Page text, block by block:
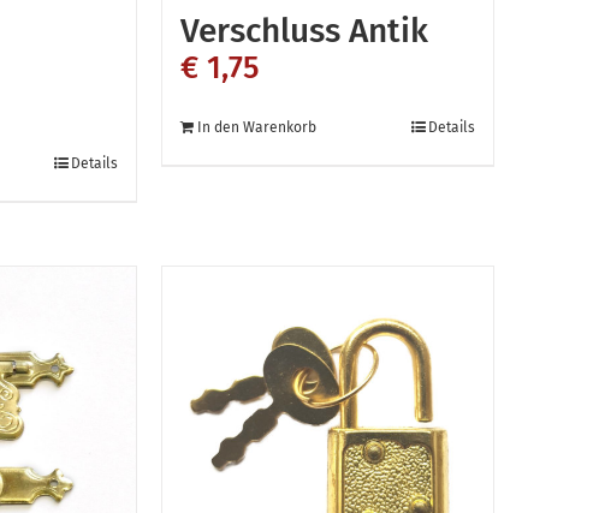
werden
Details
Verschluss Antik
€1,75
In den Warenkorb Details